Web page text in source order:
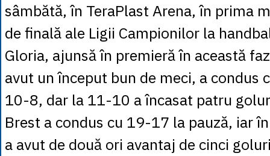
sâmbătă, în TeraPlast Arena, în prima
de finală ale Ligii Campionilor la
Gloria, ajunsă în premieră în această
avut un început bun de meci, a
10-8, dar la 11-10 a încasat patru
Brest a condus cu 19-17 la pauză, iar
a avut de două ori avantaj de cinci